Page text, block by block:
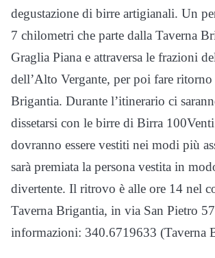
degustazione di birre artigianali. Un
7 chilometri che parte dalla Taverna
Graglia Piana e attraversa le frazioni
dell’Alto Vergante, per poi fare ritorno
Brigantia. Durante l’itinerario ci
dissetarsi con le birre di Birra
dovranno essere vestiti nei modi più
sarà premiata la persona vestita in
divertente. Il ritrovo è alle ore 14 nel
Taverna Brigantia, in via San Pietro
informazioni: 340.6719633 (Taverna